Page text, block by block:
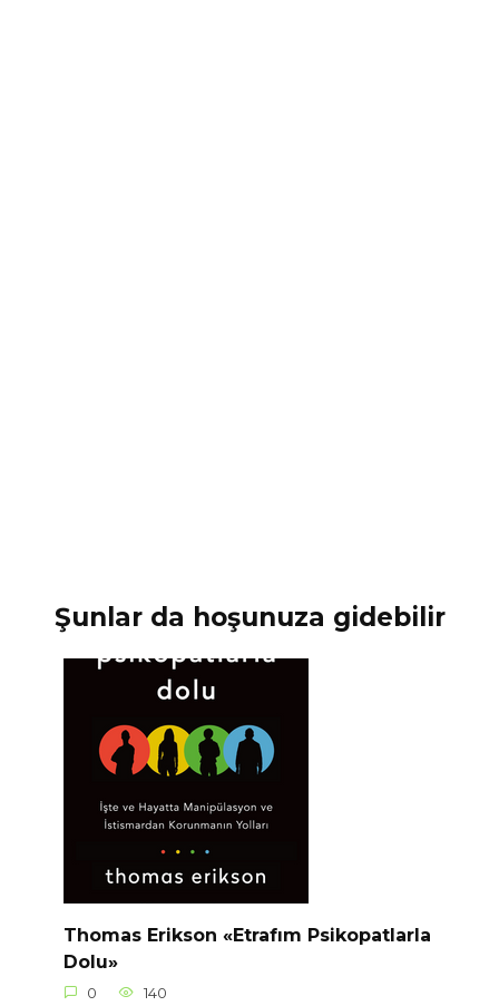
Şunlar da hoşunuza gidebilir
Thomas Erikson «Etrafım Psikopatlarla
Dolu»
0 140